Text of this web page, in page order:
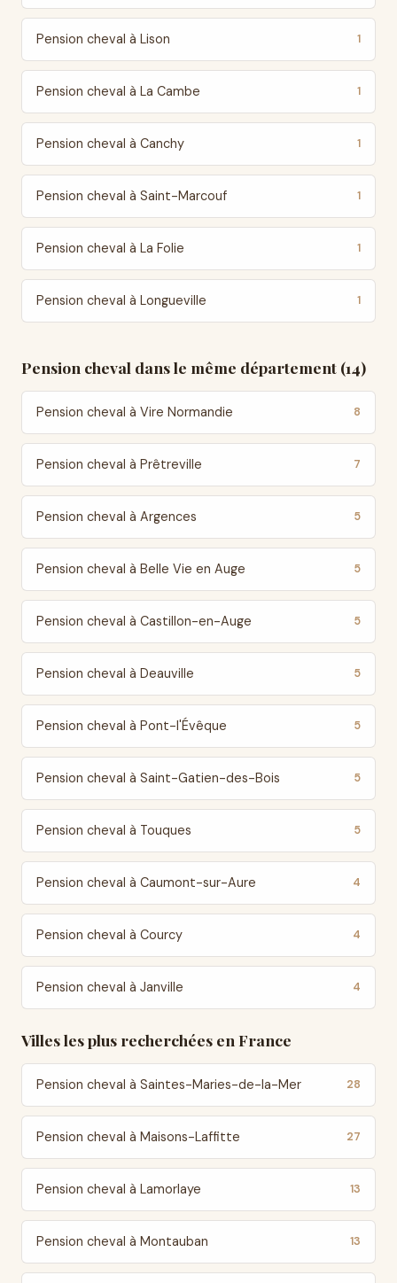
Pension cheval à Lison 1
Pension cheval à La Cambe 1
Pension cheval à Canchy 1
Pension cheval à Saint-Marcouf 1
Pension cheval à La Folie 1
Pension cheval à Longueville 1
Pension cheval dans le même département (14)
Pension cheval à Vire Normandie 8
Pension cheval à Prêtreville 7
Pension cheval à Argences 5
Pension cheval à Belle Vie en Auge 5
Pension cheval à Castillon-en-Auge 5
Pension cheval à Deauville 5
Pension cheval à Pont-l'Évêque 5
Pension cheval à Saint-Gatien-des-Bois 5
Pension cheval à Touques 5
Pension cheval à Caumont-sur-Aure 4
Pension cheval à Courcy 4
Pension cheval à Janville 4
Villes les plus recherchées en France
Pension cheval à Saintes-Maries-de-la-Mer 28
Pension cheval à Maisons-Laffitte 27
Pension cheval à Lamorlaye 13
Pension cheval à Montauban 13